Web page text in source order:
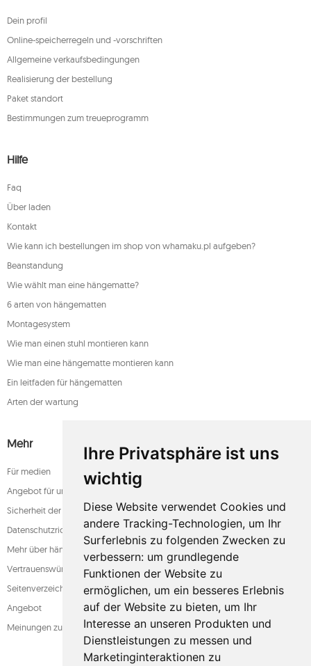
Ihre Privatsphäre ist uns
wichtig
Diese Website verwendet Cookies und
andere Tracking-Technologien, um Ihr
Surferlebnis zu folgenden Zwecken zu
verbessern: um grundlegende
Funktionen der Website zu
ermöglichen, um ein besseres Erlebnis
auf der Website zu bieten, um Ihr
Interesse an unseren Produkten und
Dienstleistungen zu messen und
Marketinginteraktionen zu
Dein profil
Online-speicherregeln und -vorschriften
Allgemeine verkaufsbedingungen
Realisierung der bestellung
Paket standort
Bestimmungen zum treueprogramm
Hilfe
Faq
Über laden
Kontakt
Wie kann ich bestellungen im shop von whamaku.pl aufgeben?
Beanstandung
Wie wählt man eine hängematte?
6 arten von hängematten
Montagesystem
Wie man einen stuhl montieren kann
Wie man eine hängematte montieren kann
Ein leitfaden für hängematten
Arten der wartung
Mehr
Für medien
Angebot für unternehmen
Sicherheit der zahlung
Datenschutzrichtlinie
Mehr über hängematten
Vertrauenswürdiger laden
Seitenverzeichnis
Angebot
Meinungen zum shop